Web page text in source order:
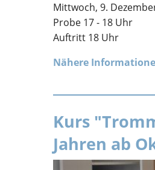
Mittwoch, 9.
Probe 17 - 18 Uhr
Auftritt 18 Uhr
Nähere
Kurs
Jahren ab